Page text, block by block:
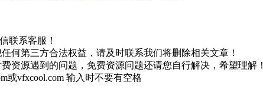
联系客服！
何第三方合法权益，请及时联系我们将删除相关文章！
资源遇到的问题，免费资源问题还请您自行解决，希望理解！
或vfxcool.com 输入时不要有空格